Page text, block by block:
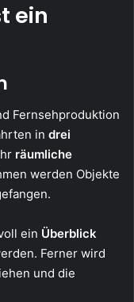
ein
Fernsehproduktion
in drei
räumliche
werden Objekte
ein Überblick
Ferner wird
und die